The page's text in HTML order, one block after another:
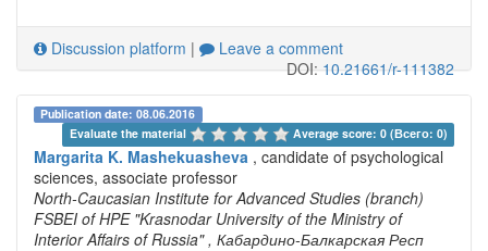
Discussion platform |
Leave a comment
DOI:10.21661/r-111382
Publication date: 08.06.2016
Evaluate the material
Average score: 0 (Всего: 0)
Margarita K. Mashekuasheva , candidate of psychological
sciences, associate professor
North-Caucasian Institute for Advanced Studies (branch)
FSBEI of HPE "Krasnodar University of the Ministry of
Interior Affairs of Russia" , Кабардино-Балкарская Респ